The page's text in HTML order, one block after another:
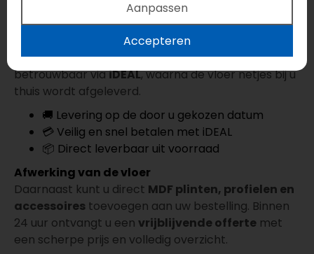
Snel en eenvoudig bestellen
Bestel de Beautifloor Zeeland Visgraat Klik Graauw
eenvoudig online en kies zelf uw gewenste
leverdatum. De betaling verloopt veilig en
betrouwbaar viaiDEAL, waarna de vloer netjes bij u
thuis wordt afgeleverd.
🚚 Levering op de door u gekozen datum
💳 Veilig en snel betalen met iDEAL
📦 Direct leverbaar uit voorraad
Afwerking van de vloer
Daarnaast kunt u direct MDF plinten, profielen en
accessoires toevoegen aan uw bestelling. Binnen
24 uur ontvangt u een vrijblijvende offerte met
een scherpe prijs en volledig overzicht.
Aanpassen
Accepteren